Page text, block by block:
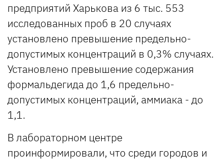
предприятий Харькова из 6 тыс. 553
исследованных проб в 20 случаях
установлено превышение предельно-
допустимых концентраций в 0,3% случаях.
Установлено превышение содержания
формальдегида до 1,6 предельно-
допустимых концентраций, аммиака - до
1,1.
В лабораторном центре
проинформировали, что среди городов и